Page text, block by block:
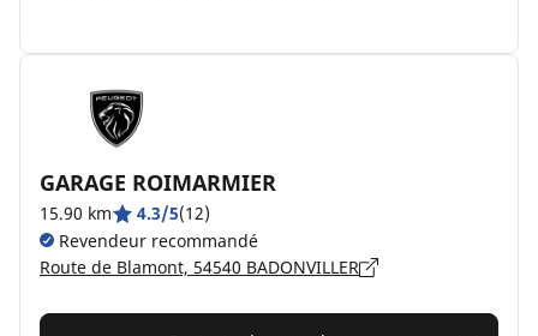
GARAGE ROIMARMIER
15.90 km 4.3/5(12)
Revendeur recommandé
Route de Blamont, 54540 BADONVILLER